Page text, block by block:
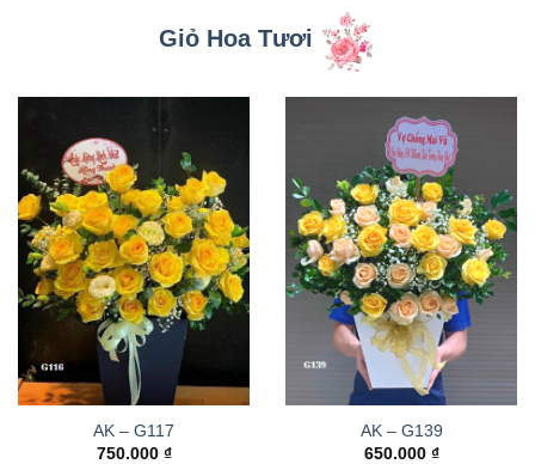
Giỏ Hoa Tươi
AK – G117
750.000 ₫
AK – G139
650.000 ₫